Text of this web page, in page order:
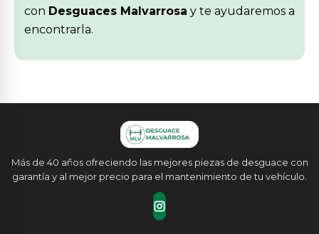
con Desguaces Malvarrosa y te ayudaremos a
encontrarla.
Más de 40 años ofreciendo las mejores piezas de desguace con
garantía y al mejor precio para el mantenimiento de tu vehículo.